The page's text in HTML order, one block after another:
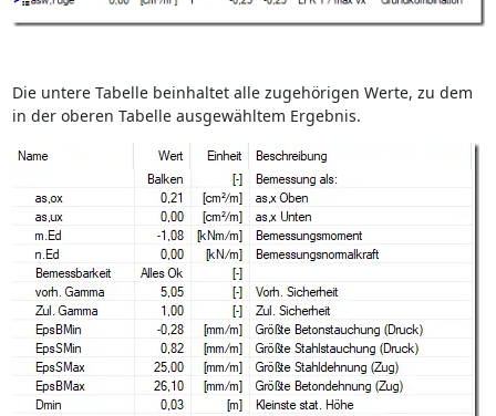
Die untere Tabelle beinhaltet alle zugehörigen Werte, zu dem
in der oberen Tabelle ausgewähltem Ergebnis.